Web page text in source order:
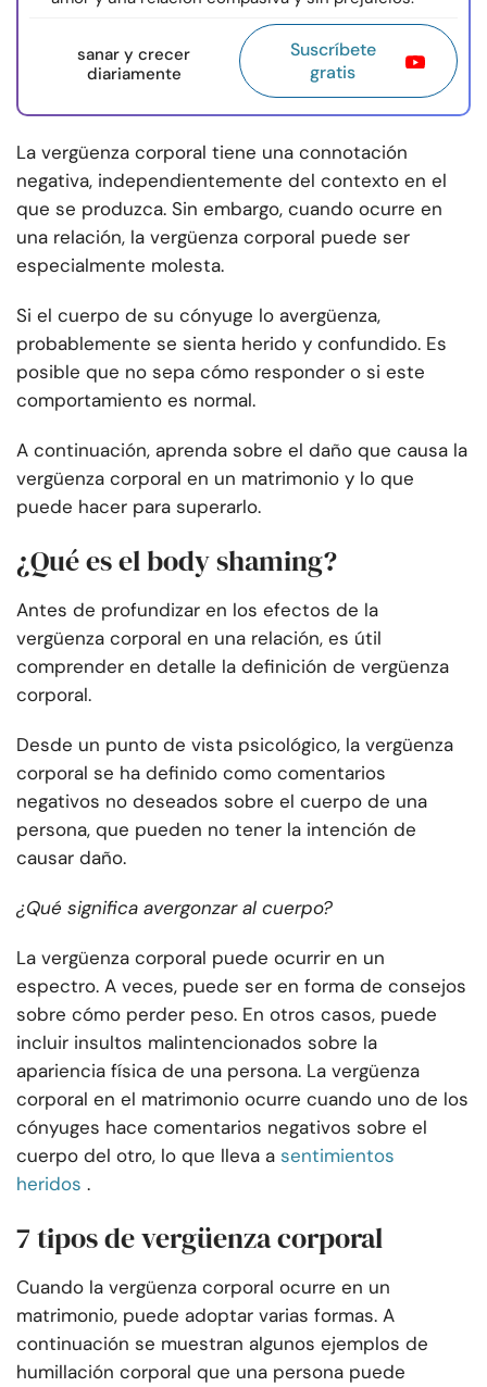
sanar y crecer
diariamente
Suscríbete
gratis
La vergüenza corporal tiene una connotación
negativa, independientemente del contexto en el
que se produzca. Sin embargo, cuando ocurre en
una relación, la vergüenza corporal puede ser
especialmente molesta.
Si el cuerpo de su cónyuge lo avergüenza,
probablemente se sienta herido y confundido. Es
posible que no sepa cómo responder o si este
comportamiento es normal.
A continuación, aprenda sobre el daño que causa la
vergüenza corporal en un matrimonio y lo que
puede hacer para superarlo.
¿Qué es el body shaming?
Antes de profundizar en los efectos de la
vergüenza corporal en una relación, es útil
comprender en detalle la definición de vergüenza
corporal.
Desde un punto de vista psicológico, la vergüenza
corporal se ha definido como comentarios
negativos no deseados sobre el cuerpo de una
persona, que pueden no tener la intención de
causar daño.
¿Qué significa avergonzar al cuerpo?
La vergüenza corporal puede ocurrir en un
espectro. A veces, puede ser en forma de consejos
sobre cómo perder peso. En otros casos, puede
incluir insultos malintencionados sobre la
apariencia física de una persona. La vergüenza
corporal en el matrimonio ocurre cuando uno de los
cónyuges hace comentarios negativos sobre el
cuerpo del otro, lo que lleva a sentimientos
heridos .
7 tipos de vergüenza corporal
Cuando la vergüenza corporal ocurre en un
matrimonio, puede adoptar varias formas. A
continuación se muestran algunos ejemplos de
humillación corporal que una persona puede